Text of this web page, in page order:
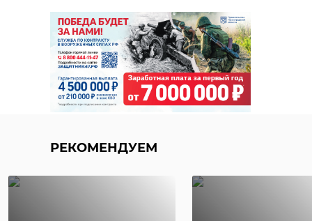
РЕКОМЕНДУЕМ